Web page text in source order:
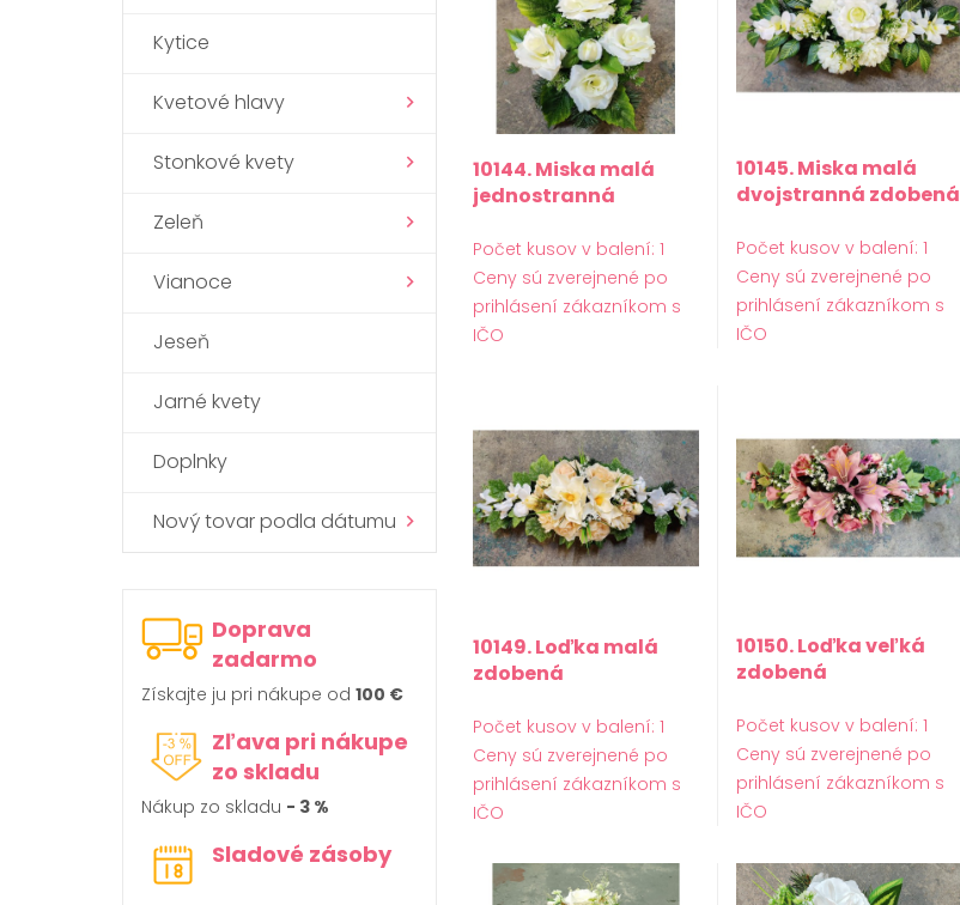
Kytice
Kvetové hlavy
Stonkové kvety
Zeleň
Vianoce
Jeseň
Jarné kvety
Doplnky
Nový tovar podla dátumu
Doprava
zadarmo
Získajte ju pri nákupe od 100 €
Zľava pri nákupe
zo skladu
Nákup zo skladu - 3 %
Sladové zásoby
10144. Miska malá
jednostranná
Počet kusov v balení: 1
Ceny sú zverejnené po
prihlásení zákazníkom s
IČO
10145. Miska malá
dvojstranná zdobená
Počet kusov v balení: 1
Ceny sú zverejnené po
prihlásení zákazníkom s
IČO
10149. Loďka malá
zdobená
Počet kusov v balení: 1
Ceny sú zverejnené po
prihlásení zákazníkom s
IČO
10150. Loďka veľká
zdobená
Počet kusov v balení: 1
Ceny sú zverejnené po
prihlásení zákazníkom s
IČO